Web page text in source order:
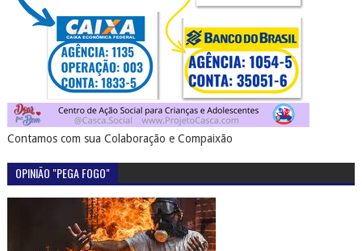
Contamos com sua Colaboração e Compaixão
OPINIÃO "PEGA FOGO"